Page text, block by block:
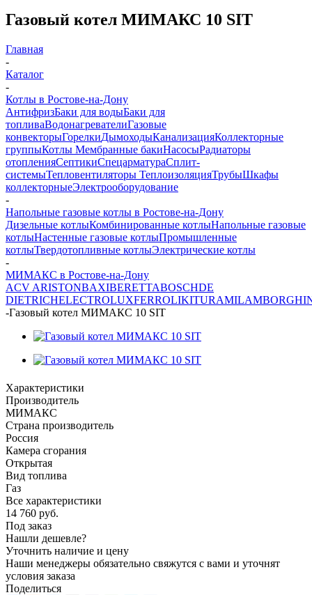
Газовый котел МИМАКС 10 SIT
Главная
-
Каталог
-
Котлы в Ростове-на-Дону
АнтифризБаки для водыБаки для
топливаВодонагревателиГазовые
конвекторыГорелкиДымоходыКанализацияКоллекторные
группыКотлы Мембранные бакиНасосыРадиаторы
отопленияСептикиСпецарматураСплит-
системыТепловентиляторы ТеплоизоляцияТрубыШкафы
коллекторныеЭлектрооборудование
-
Напольные газовые котлы в Ростове-на-Дону
Дизельные котлыКомбинированные котлыНапольные газовые
котлыНастенные газовые котлыПромышленные
котлыТвердотопливные котлыЭлектрические котлы
-
МИМАКС в Ростове-на-Дону
ACV ARISTONBAXIBERETTABOSCHDE
DIETRICHELECTROLUXFERROLIKITURAMI
-Газовый котел МИМАКС 10 SIT
Характеристики
Производитель
МИМАКС
Страна производитель
Россия
Камера сгорания
Открытая
Вид топлива
Газ
Все характеристики
14 760 руб.
Под заказ
Нашли дешевле?
Уточнить наличие и цену
Наши менеджеры обязательно свяжутся с вами и уточнят
условия заказа
Поделиться